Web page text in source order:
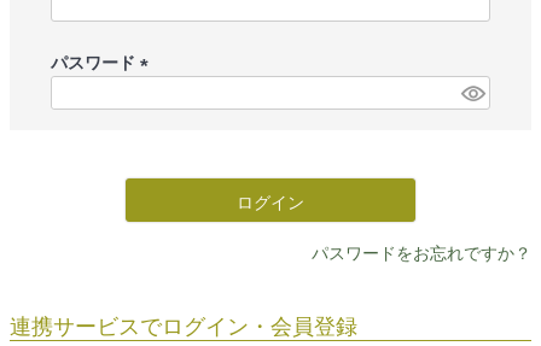
)
パスワード
ログイン
パスワードをお忘れですか？
連携サービスでログイン・会員登録